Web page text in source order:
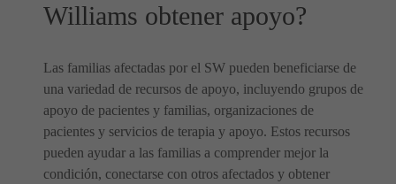
Williams obtener apoyo?
Las familias afectadas por el SW pueden beneficiarse de
una variedad de recursos de apoyo, incluyendo grupos de
apoyo de pacientes y familias, organizaciones de
pacientes y servicios de terapia y apoyo. Estos recursos
pueden ayudar a las familias a comprender mejor la
condición, conectarse con otros afectados y obtener